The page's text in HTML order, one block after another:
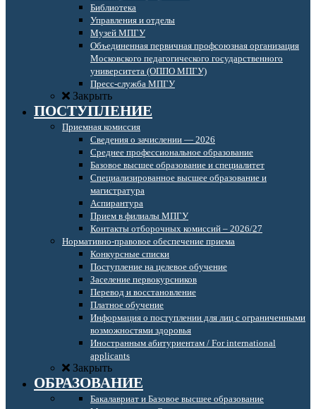
Библиотека
Управления и отделы
Музей МПГУ
Объединенная первичная профсоюзная организация
Московского педагогического государственного
университета (ОППО МПГУ)
Пресс-служба МПГУ
Закрыть
ПОСТУПЛЕНИЕ
Приемная комиссия
Сведения о зачислении — 2026
Среднее профессиональное образование
Базовое высшее образование и специалитет
Специализированное высшее образование и
магистратура
Аспирантура
Прием в филиалы МПГУ
Контакты отборочных комиссий – 2026/27
Нормативно-правовое обеспечение приема
Конкурсные списки
Поступление на целевое обучение
Заселение первокурсников
Перевод и восстановление
Платное обучение
Информация о поступлении для лиц с ограниченными
возможностями здоровья
Иностранным абитуриентам / For international
applicants
Закрыть
ОБРАЗОВАНИЕ
Бакалавриат и Базовое высшее образование